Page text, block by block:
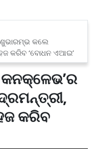
କଲେ
କରିବ ‘ବୋଧନ ଏଆଇ’
କରିବ